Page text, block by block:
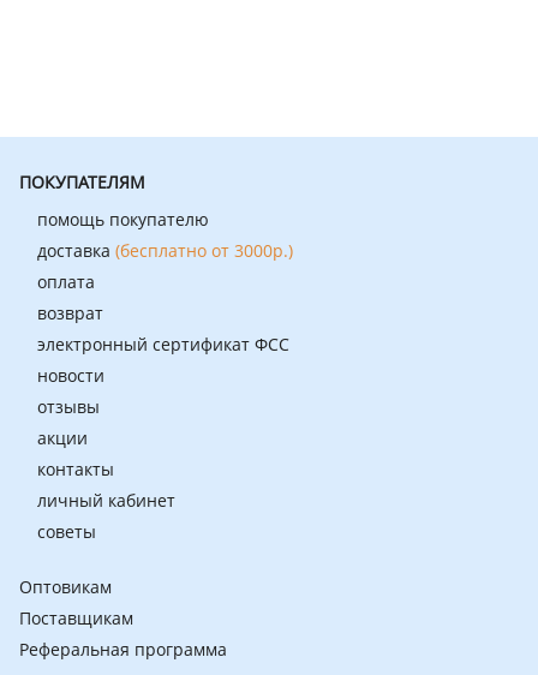
ПОКУПАТЕЛЯМ
помощь покупателю
доставка (бесплатно от 3000р.)
оплата
возврат
электронный сертификат ФСС
новости
отзывы
акции
контакты
личный кабинет
советы
Оптовикам
Поставщикам
Реферальная программа